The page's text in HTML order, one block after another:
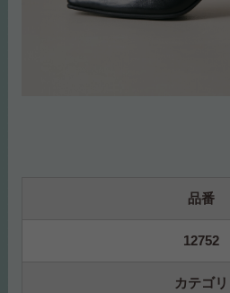
品番
12752
カテゴリ